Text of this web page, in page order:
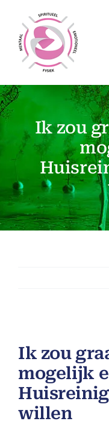
inhoud
Ik zou
Ik zou
mogelijk
willen